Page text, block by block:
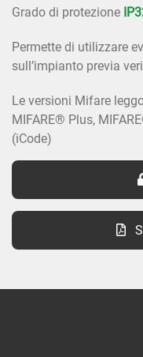
Grado di protezione
Permette di utilizzare
sull’impianto previa
Le versioni Mifare
MIFARE® Plus,
(iCode)